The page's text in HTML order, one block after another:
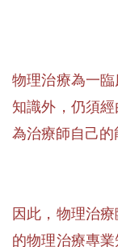
物理治療為一
知識外，仍須
為治療師自己的
因此，物理治
的物理治療專